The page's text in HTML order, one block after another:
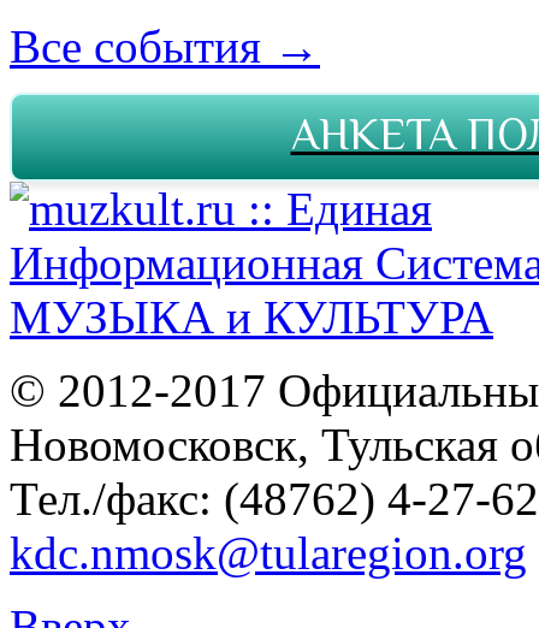
Все события →
АНКЕТА
© 2012-2017
Новомосковск, Тульская
Тел./факс: (48762) 4-27-
kdc.nmosk@tularegion.org